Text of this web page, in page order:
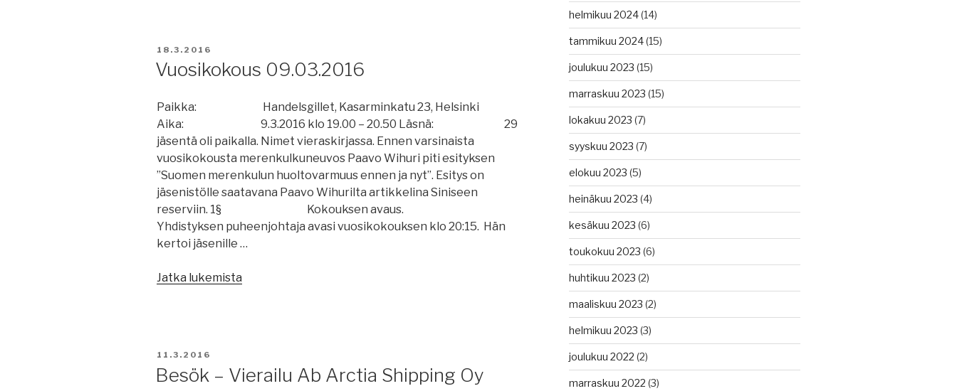
JULKAISTU
18.3.2016
Vuosikokous 09.03.2016
Paikka: Handelsgillet, Kasarminkatu 23, Helsinki
Aika: 9.3.2016 klo 19.00 – 20.50 Läsnä: 29
jäsentä oli paikalla. Nimet vieraskirjassa. Ennen varsinaista
vuosikokousta merenkulkuneuvos Paavo Wihuri piti esityksen
”Suomen merenkulun huoltovarmuus ennen ja nyt”. Esitys on
jäsenistölle saatavana Paavo Wihurilta artikkelina Siniseen
reserviin. 1§ Kokouksen avaus.
Yhdistyksen puheenjohtaja avasi vuosikokouksen klo 20:15. Hän
kertoi jäsenille …
Jatka lukemista
JULKAISTU
11.3.2016
Besök – Vierailu Ab Arctia Shipping Oy
helmikuu 2024(14)
tammikuu 2024(15)
joulukuu 2023 (15)
marraskuu 2023 (15)
lokakuu 2023 (7)
syyskuu 2023 (7)
elokuu 2023 (5)
heinäkuu 2023 (4)
kesäkuu 2023 (6)
toukokuu 2023 (6)
huhtikuu 2023 (2)
maaliskuu 2023 (2)
helmikuu 2023 (3)
joulukuu 2022 (2)
marraskuu 2022 (3)